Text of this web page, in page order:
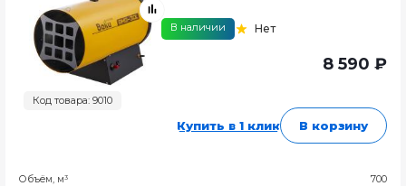
Код товара: 9010
В наличии Нет
8 590 ₽
Купить в 1 клик В корзину
Объём, м³
700